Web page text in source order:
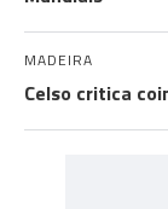
MADEIRA
Celso critica